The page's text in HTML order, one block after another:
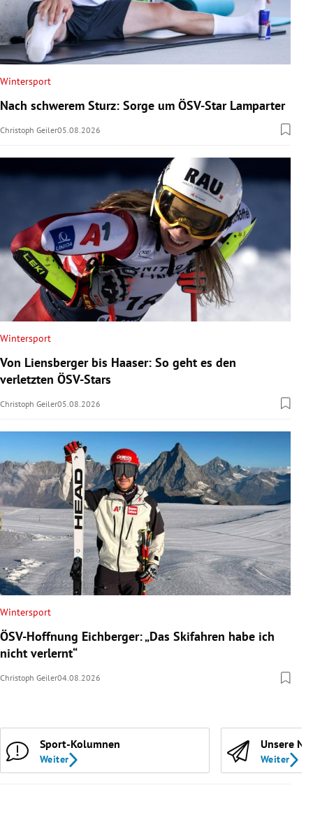
Wintersport
Nach schwerem Sturz: Sorge um ÖSV-Star Lamparter
Christoph Geiler05.08.2026
Wintersport
Von Liensberger bis Haaser: So geht es den
verletzten ÖSV-Stars
Christoph Geiler05.08.2026
Wintersport
ÖSV-Hoffnung Eichberger: „Das Skifahren habe ich
nicht verlernt“
Christoph Geiler04.08.2026
Sport-Kolumnen
Weiter
Unsere
Weiter